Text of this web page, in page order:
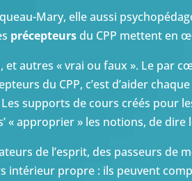
Mary, elle aussi
précepteursdu CPP mettent en
et autres « vrai ou faux ». Le par
du CPP, c’est d’aider
Les supports de cours créés pour
« approprier » les notions, de
de l’esprit, des passeurs de
intérieur propre : ils peuvent